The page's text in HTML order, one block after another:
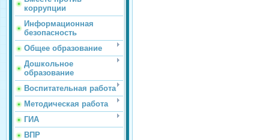
коррупции
Информационная
безопасность
Общее образование
Дошкольное
образование
Воспитательная работа
Методическая работа
ГИА
ВПР